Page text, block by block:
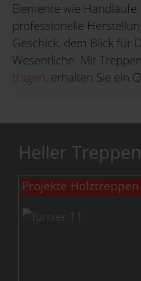
Elemente wie
professionelle
Geschick, dem Blick für
Wesentliche. Mit
tragen, erhalten Sie ein
Heller
Projekte Holztreppen